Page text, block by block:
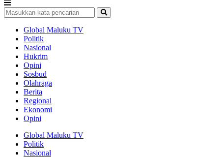
Global Maluku TV
Politik
Nasional
Hukrim
Opini
Sosbud
Olahraga
Berita
Regional
Ekonomi
Opini
Global Maluku TV
Politik
Nasional